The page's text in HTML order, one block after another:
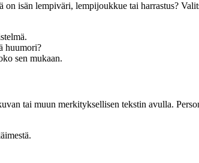
isän lempiväri, lempijoukkue tai harrastus?
huumori?
sen mukaan.
tai muun merkityksellisen tekstin avulla.